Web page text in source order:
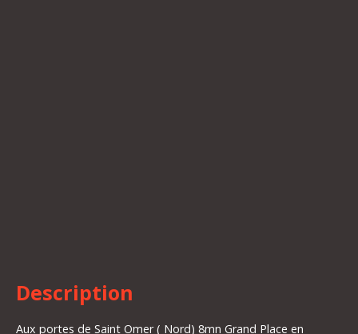
Description
Aux portes de Saint Omer ( Nord) 8mn Grand Place en